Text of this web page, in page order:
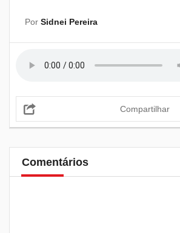
Por Sidnei Pereira
Compartilhar
Comentários